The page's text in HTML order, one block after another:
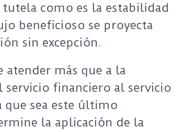
como es la estabilidad
beneficioso se proyecta
sin excepción.
atender más que a la
servicio financiero al servicio
que sea este último
la aplicación de la